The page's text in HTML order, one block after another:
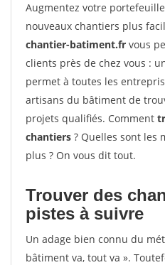
Augmentez votre
nouveaux chantiers plus
chantier-batiment.fr vous
clients près de chez vous :
permet à toutes les
artisans du bâtiment de
projets qualifiés. Comment
chantiers ? Quelles sont les
plus ? On vous dit tout.
Trouver des
pistes à suivre
Un adage bien connu du
bâtiment va, tout va ».